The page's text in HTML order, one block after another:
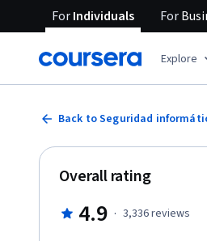
ForIndividuals For
Explore
Back to Seguridad
Overall rating
4.9 · 3,336reviews